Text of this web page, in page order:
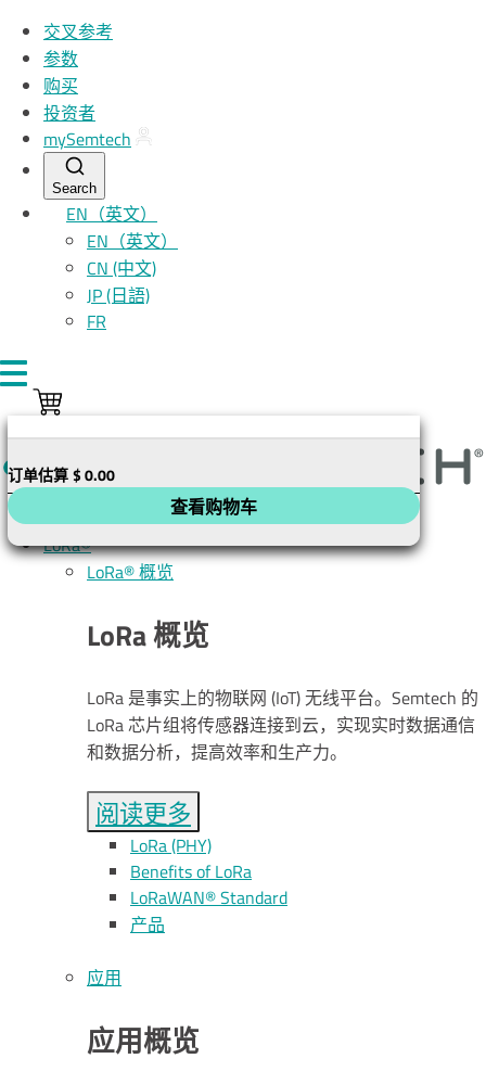
交叉参考
参数
购买
投资者
mySemtech
Search
EN（英文）
EN（英文）
CN (中文)
JP (日語)
FR
订单估算 $ 0.00
查看购物车
LoRa®
LoRa® 概览
LoRa概览
LoRa 是事实上的物联网 (IoT) 无线平台。Semtech 的
LoRa 芯片组将传感器连接到云，实现实时数据通信
和数据分析，提高效率和生产力。
阅读更多
LoRa(PHY)
Benefits of LoRa
LoRaWAN® Standard
产品
应用
应用概览